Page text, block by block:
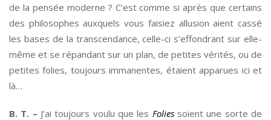
de la pensée moderne ? C’est comme si après que certains
des philosophes auxquels vous faisiez allusion aient cassé
les bases de la transcendance, celle-ci s’effondrant sur elle-
même et se répandant sur un plan, de petites vérités, ou de
petites folies, toujours immanentes, étaient apparues ici et
là…
B. T. – J’ai toujours voulu que les Foliessoient une sorte de